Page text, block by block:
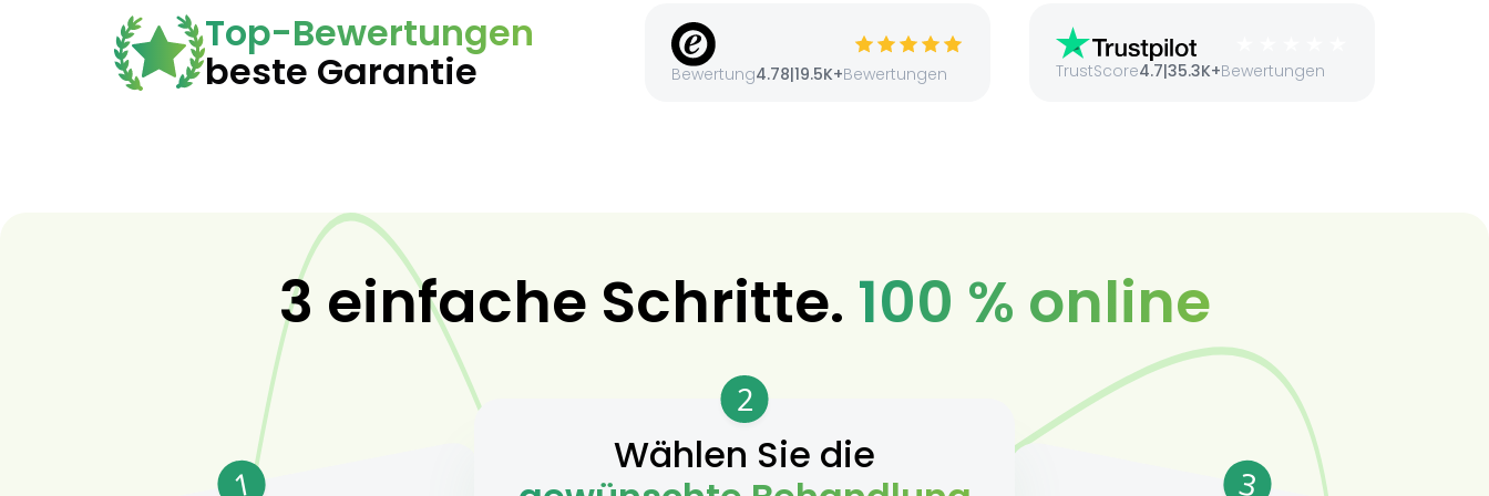
Top-Bewertungen
beste Garantie Bewertung4.78|19.5K+Bewertungen TrustScore4.7|35.3K+Bewertungen
3 einfache Schritte. 100 % online
1
2
Wählen Sie die
3